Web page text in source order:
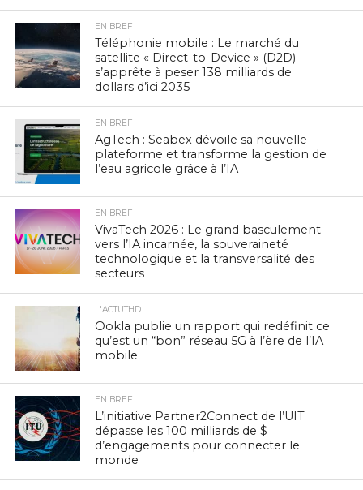
EN BREF
Téléphonie mobile : Le marché du
satellite « Direct-to-Device » (D2D)
s’apprête à peser 138 milliards de
dollars d’ici 2035
EN BREF
AgTech : Seabex dévoile sa nouvelle
plateforme et transforme la gestion de
l’eau agricole grâce à l’IA
EN BREF
VivaTech 2026 : Le grand basculement
vers l’IA incarnée, la souveraineté
technologique et la transversalité des
secteurs
L'ACTUTHD
Ookla publie un rapport qui redéfinit ce
qu’est un “bon” réseau 5G à l’ère de l’IA
mobile
EN BREF
L’initiative Partner2Connect de l’UIT
dépasse les 100 milliards de $
d’engagements pour connecter le
monde